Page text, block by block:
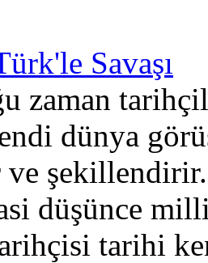
Savaşı
zaman
dünya
şekillendirir.
düşünce
tarihi